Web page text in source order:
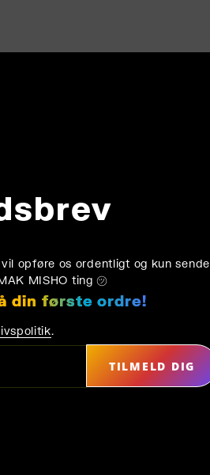
opføre os ordentligt og kun sende
MISHO ting ㋡
din første ordre!
.
TILMELD DIG